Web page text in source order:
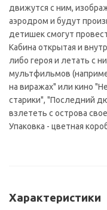
движутся с ним,
аэродром и будут
детишек смогут
Кабина открытая и
либо героя и летать с
мультфильмов
на виражах" или кино
старики", "Последний
взлететь с острова
Упаковка - цветная
Характеристики